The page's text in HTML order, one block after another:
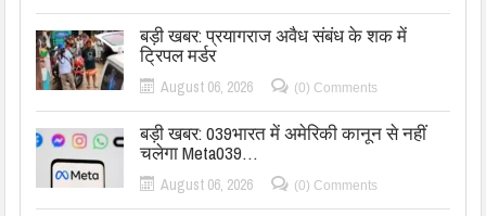
बड़ी खबर: प्रयागराज अवैध संबंध के शक में
ट्रिपल मर्डर
August 06, 2026 (0) Comments
बड़ी खबर: 039भारत में अमेरिकी कानून से नहीं
चलेगा Meta039…
August 06, 2026 (0) Comments